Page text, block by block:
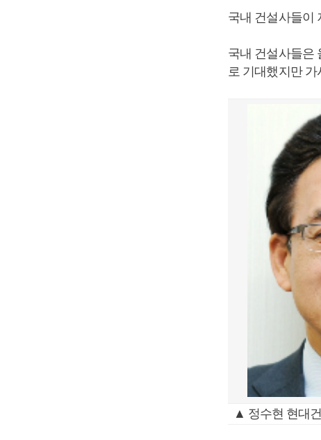
국내 건설사들이
국내 건설사들은
로 기대했지만
▲ 정수현 현대